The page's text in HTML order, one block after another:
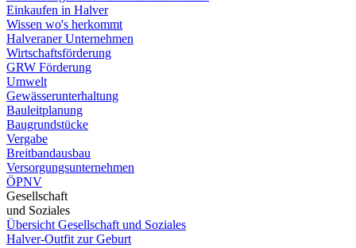
Einkaufen in Halver
Wissen wo's herkommt
Halveraner Unternehmen
Wirtschaftsförderung
GRW Förderung
Umwelt
Gewässerunterhaltung
Bauleitplanung
Baugrundstücke
Vergabe
Breitbandausbau
Versorgungsunternehmen
ÖPNV
Gesellschaft
und Soziales
Übersicht Gesellschaft und Soziales
Halver-Outfit zur Geburt